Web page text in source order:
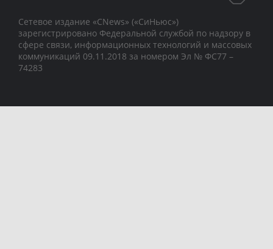
Сетевое издание «CNews» («СиНьюс»)
зарегистрировано Федеральной службой по надзору в
сфере связи, информационных технологий и массовых
коммуникаций 09.11.2018 за номером Эл № ФС77 –
74283